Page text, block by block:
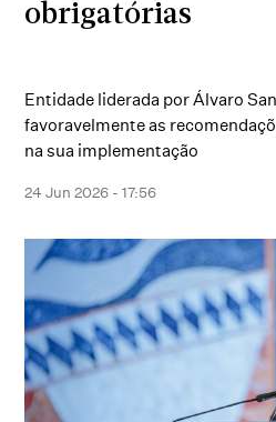
obrigatórias
Entidade liderada por Álvaro
favoravelmente as
na sua implementação
24 Jun 2026 - 17:56